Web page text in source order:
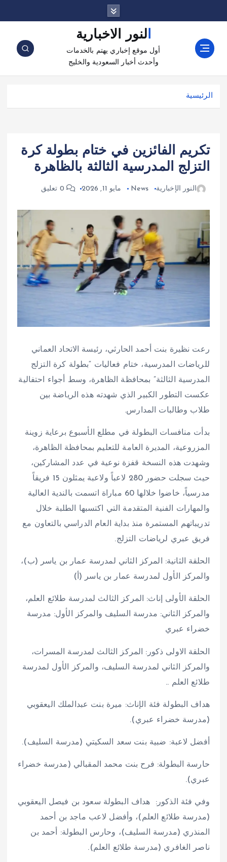
ز
النور الاخبارية
أول موقع إخباري يهتم بالخدمات
وأحدث أخبار السعودية والخليج
الرئيسية
تكريم الفائزين في ختام بطولة كرة
التزلج المدرسية الثالثة بالظاهرة
النور الإخبارية News مايو 11, 2026 0 تعليق
رعت نظيرة بنت أحمد الحارثي، رئيسة الاتحاد العماني
للرياضات المدرسية، ختام فعاليات “بطولة كرة التزلج
المدرسية الثالثة” بمحافظة الظاهرة، وسط أجواء احتفالية
عكست التطور الكبير الذي شهدته هذه الرياضة بين
طلاب وطالبات المدارس.
بدأت منافسات البطولة في مطلع الأسبوع برعاية زوينة
المزروعية، المديرة العامة للتعليم بمحافظة الظاهرة،
وشهدت هذه النسخة قفزة نوعية في عدد المشاركين،
حيث سجلت حضور 280 لاعباً ولاعبة يمثلون 15 فريقاً
مدرسياً، خاضوا خلالها 60 مباراة اتسمت بالندية العالية
والمهارات الفنية المتقدمة التي اكتسبها الطلبة خلال
تدريباتهم المستمرة منذ بداية العام الدراسي بالتعاون مع
فريق عبري لرياضات التزلج.
الحلقة الثانية: المركز الثاني لمدرسة عمار بن ياسر (ب)،
والمركز الأول لمدرسة عمار بن ياسر (أ)
الحلقة الأولى إناث: المركز الثالث لمدرسة طلائع العلم،
والمركز الثاني: مدرسة السليف والمركز الأول: مدرسة
خضراء عبري
الحلقة الاولى ذكور: المركز الثالث لمدرسة المسرات،
والمركز الثاني لمدرسة السليف، والمركز الأول لمدرسة
طلائع العلم ..
هداف البطولة فئة الإناث: ميرة بنت عبدالملك اليعقوبي
(مدرسة خضراء عبري).
أفضل لاعبة: ضبية بنت سعد السكيتي (مدرسة السليف).
حارسة البطولة: فرح بنت محمد المقبالي (مدرسة خضراء
عبري).
وفي فئة الذكور: هداف البطولة سعود بن فيصل اليعقوبي
(مدرسة طلائع العلم)، وأفضل لاعب ماجد بن أحمد
المنذري (مدرسة السليف)، وحارس البطولة: أحمد بن
ناصر الغافري (مدرسة طلائع العلم).